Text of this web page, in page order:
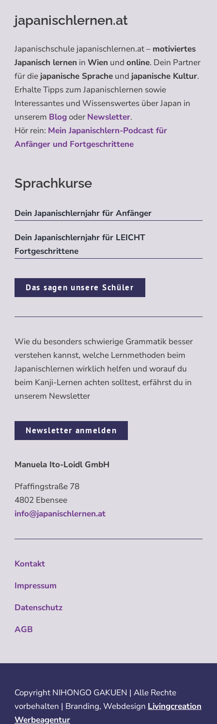
japanischlernen.at
Japanischschule japanischlernen.at – motiviertes
Japanisch lernen in Wien und online. Dein Partner
für die japanische Sprache und japanische Kultur.
Erhalte Tipps zum Japanischlernen sowie
Interessantes und Wissenswertes über Japan in
unserem Blogoder Newsletter.
Hör rein: Mein Japanischlern-Podcast für
Anfänger und Fortgeschrittene
Sprachkurse
Dein Japanischlernjahr für Anfänger
Dein Japanischlernjahr für LEICHT
Fortgeschrittene
Das sagen unsere Schüler
Wie du besonders schwierige Grammatik besser
verstehen kannst, welche Lernmethoden beim
Japanischlernen wirklich helfen und worauf du
beim Kanji-Lernen achten solltest, erfährst du in
unserem Newsletter
Newsletter anmelden
Manuela Ito-Loidl GmbH
Pfaffingstraße 78
4802 Ebensee
info@japanischlernen.at
Kontakt
Impressum
Datenschutz
AGB
Copyright NIHONGO GAKUEN | Alle Rechte
vorbehalten | Branding, Webdesign Livingcreation
Werbeagentur